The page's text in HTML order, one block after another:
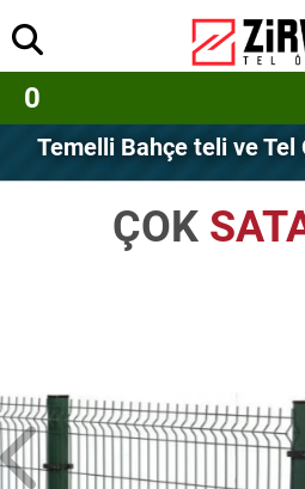
0
Temelli Bahçe teli ve Tel
ÇOK